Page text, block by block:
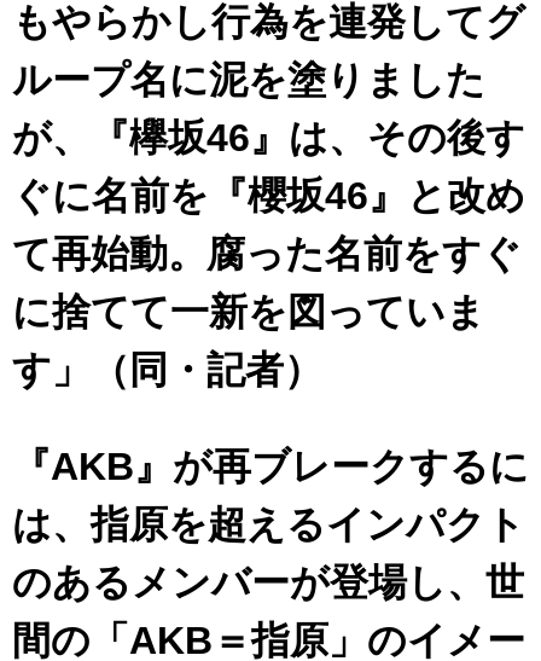
もやらかし行為を連発してグ
ループ名に泥を塗りました
が、『欅坂46』は、その後す
ぐに名前を『櫻坂46』と改め
て再始動。腐った名前をすぐ
に捨てて一新を図っていま
す」（同・記者）
『AKB』が再ブレークするに
は、指原を超えるインパクト
のあるメンバーが登場し、世
間の「AKB＝指原」のイメー